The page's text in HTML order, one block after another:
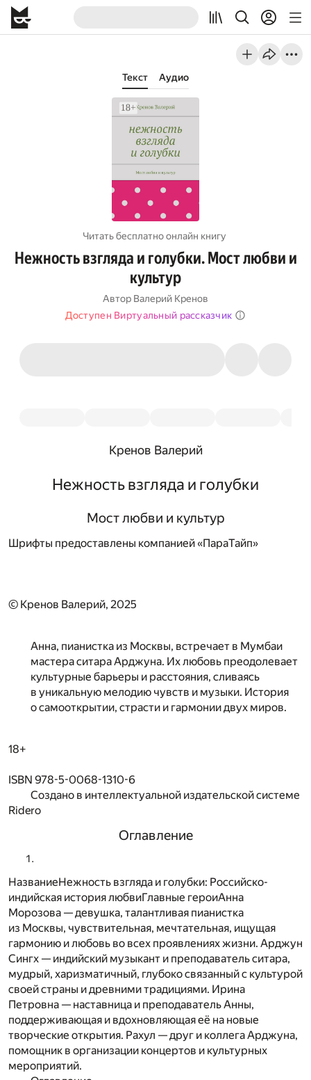
Текст Аудио
Читать бесплатно онлайн книгу
Нежность взгляда и голубки. Мост любви и
культур
Автор Валерий Кренов
Доступен Виртуальный рассказчик
Кренов Валерий
Нежность взгляда и голубки
Мост любви и культур
Шрифты предоставлены компанией «ПараТайп»
© Кренов Валерий, 2025
Анна, пианистка из Москвы, встречает в Мумбаи
мастера ситара Арджуна. Их любовь преодолевает
культурные барьеры и расстояния, сливаясь
в уникальную мелодию чувств и музыки. История
о самооткрытии, страсти и гармонии двух миров.
18+
ISBN 978-5-0068-1310-6
Создано в интеллектуальной издательской системе
Ridero
Оглавление
НазваниеНежность взгляда и голубки: Российско-
индийская история любвиГлавные героиАнна
Морозова — девушка, талантливая пианистка
из Москвы, чувствительная, мечтательная, ищущая
гармонию и любовь во всех проявлениях жизни. Арджун
Сингх — индийский музыкант и преподаватель ситара,
мудрый, харизматичный, глубоко связанный с культурой
своей страны и древними традициями. Ирина
Петровна — наставница и преподаватель Анны,
поддерживающая и вдохновляющая её на новые
творческие открытия. Рахул — друг и коллега Арджуна,
помощник в организации концертов и культурных
мероприятий.